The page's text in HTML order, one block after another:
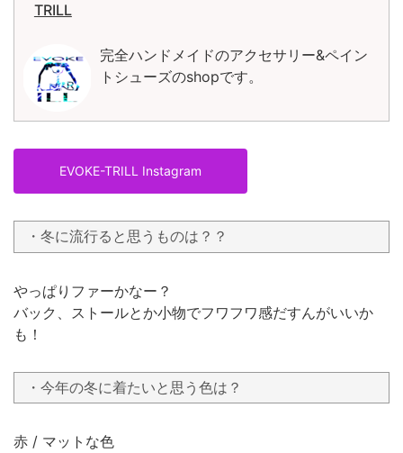
TRILL
完全ハンドメイドのアクセサリー&ペイン
トシューズのshopです。
EVOKE-TRILL Instagram
・冬に流行ると思うものは？？
やっぱりファーかなー？
バック、ストールとか小物でフワフワ感だすんがいいか
も！
・今年の冬に着たいと思う色は？
赤 / マットな色